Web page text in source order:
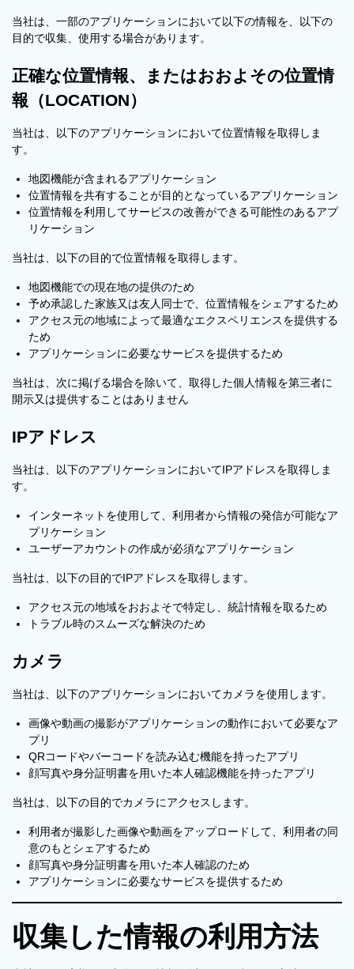
当社は、一部のアプリケーションにおいて以下の情報を、以下の
目的で収集、使用する場合があります。
正確な位置情報、またはおおよその位置情
報（LOCATION）
当社は、以下のアプリケーションにおいて位置情報を取得しま
す。
地図機能が含まれるアプリケーション
位置情報を共有することが目的となっているアプリケーション
位置情報を利用してサービスの改善ができる可能性のあるアプ
リケーション
当社は、以下の目的で位置情報を取得します。
地図機能での現在地の提供のため
予め承認した家族又は友人同士で、位置情報をシェアするため
アクセス元の地域によって最適なエクスペリエンスを提供する
ため
アプリケーションに必要なサービスを提供するため
当社は、次に掲げる場合を除いて、取得した個人情報を第三者に
開示又は提供することはありません
IPアドレス
当社は、以下のアプリケーションにおいてIPアドレスを取得しま
す。
インターネットを使用して、利用者から情報の発信が可能なア
プリケーション
ユーザーアカウントの作成が必須なアプリケーション
当社は、以下の目的でIPアドレスを取得します。
アクセス元の地域をおおよそで特定し、統計情報を取るため
トラブル時のスムーズな解決のため
カメラ
当社は、以下のアプリケーションにおいてカメラを使用します。
画像や動画の撮影がアプリケーションの動作において必要なア
プリ
QRコードやバーコードを読み込む機能を持ったアプリ
顔写真や身分証明書を用いた本人確認機能を持ったアプリ
当社は、以下の目的でカメラにアクセスします。
利用者が撮影した画像や動画をアップロードして、利用者の同
意のもとシェアするため
顔写真や身分証明書を用いた本人確認のため
アプリケーションに必要なサービスを提供するため
収集した情報の利用方法